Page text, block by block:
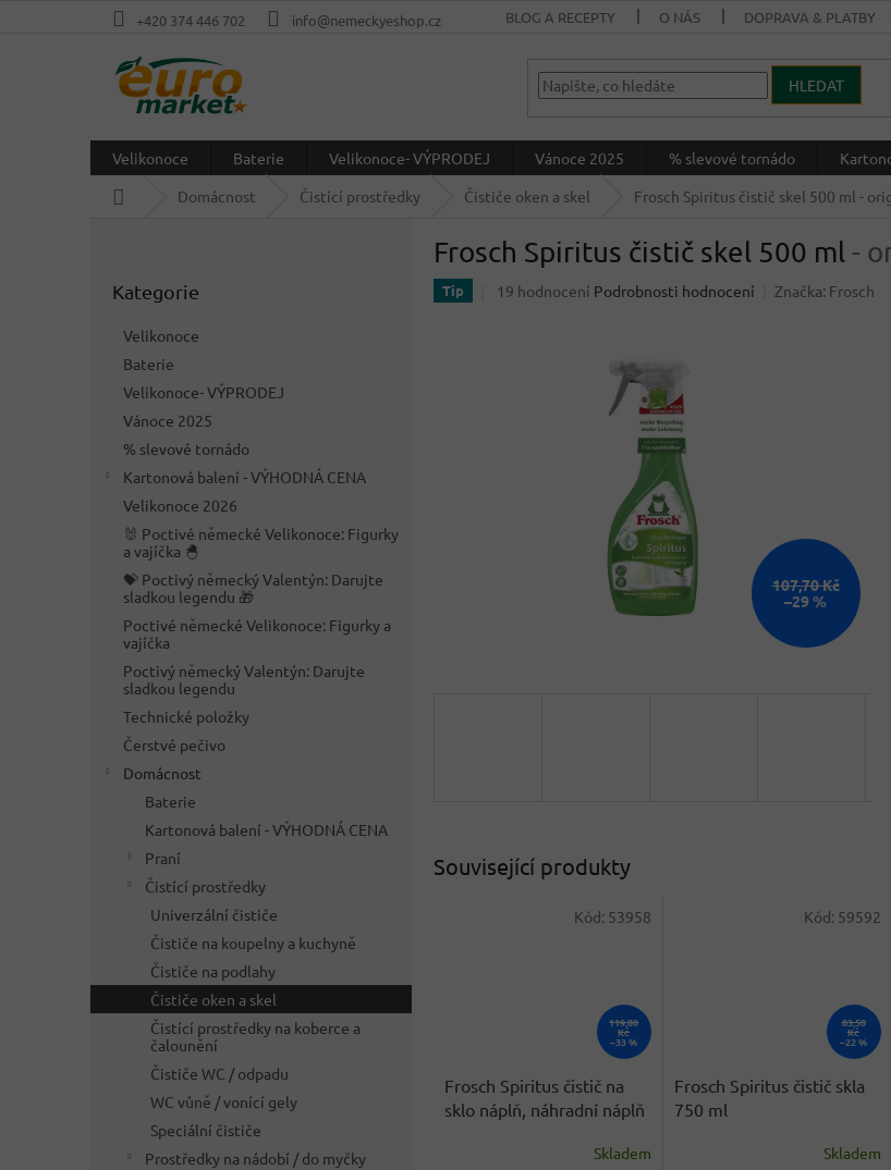
+420 374 446 702 info@nemeckyeshop.cz BLOG A RECEPTY O NÁS DOPRAVA & PLATBY
HLEDAT
Velikonoce Baterie Velikonoce- VÝPRODEJ Vánoce 2025 % slevové tornádo
Domácnost Čistící prostředky Čističe oken a skel Frosch Spiritus čistič skel 500 ml -
kategorie
Kategorie
Velikonoce
Baterie
Velikonoce- VÝPRODEJ
Vánoce 2025
% slevové tornádo
Kartonová balení - VÝHODNÁ CENA
Velikonoce 2026
🐰 Poctivé německé Velikonoce: Figurky
a vajíčka 🐣
💝 Poctivý německý Valentýn: Darujte
sladkou legendu 🎁
Poctivé německé Velikonoce: Figurky a
vajíčka
Poctivý německý Valentýn: Darujte
sladkou legendu
Technické položky
Čerstvé pečivo
Domácnost
Baterie
Kartonová balení - VÝHODNÁ CENA
Praní
Čistící prostředky
Univerzální čističe
Čističe na koupelny a kuchyně
Čističe na podlahy
Čističe oken a skel
Čistící prostředky na koberce a
čalounění
Čističe WC / odpadu
WC vůně / vonící gely
Speciální čističe
Prostředky na nádobí / do myčky
Frosch Spiritus čistič skel 500 ml -
Tip
Průměrné
19 hodnocení Podrobnosti hodnocení Značka: Frosch
107,70 Kč
–29 %
Související produkty
119,80
Kč
–33 %
Frosch Spiritus čistič na
sklo náplň, náhradní náplň
Skladem
Kód: 53958
83,50
Kč
–22 %
Frosch Spiritus čistič skla
750 ml
Skladem
Kód: 59592